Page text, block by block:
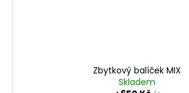
Zbytkový balíček MIX
Skladem